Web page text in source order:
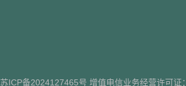
苏ICP备2024127465号 增值电信业务经营许可证：